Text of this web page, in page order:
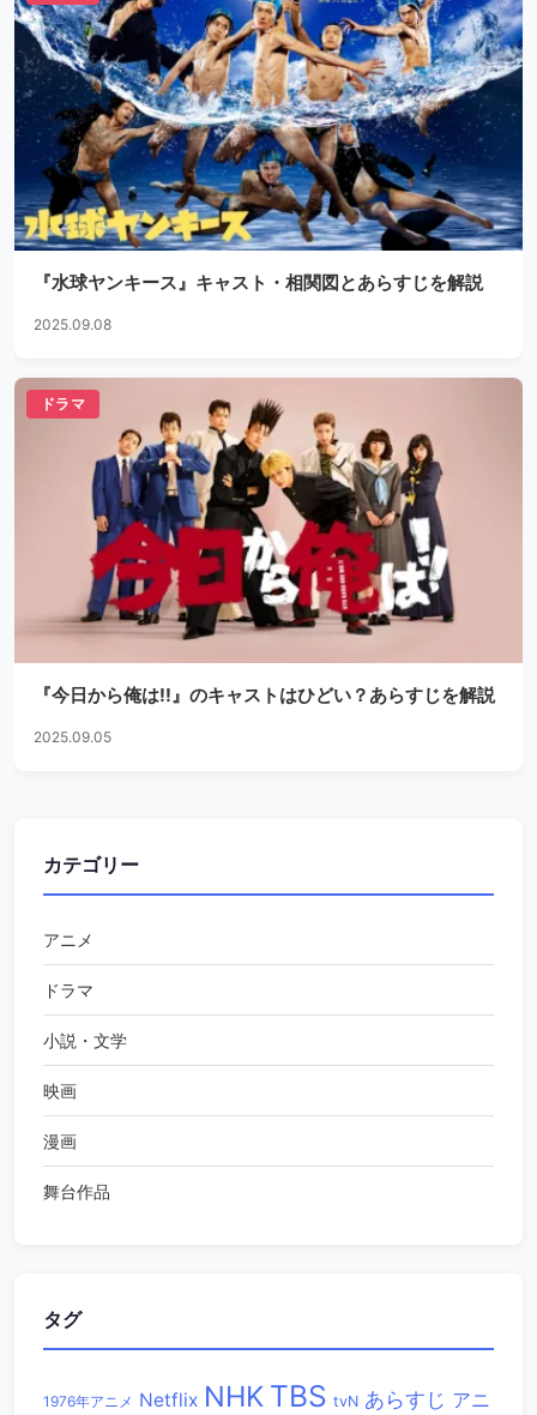
『水球ヤンキース』キャスト・相関図とあらすじを解説
2025.09.08
ドラマ
『今日から俺は!!』のキャストはひどい？あらすじを解説
2025.09.05
カテゴリー
アニメ
ドラマ
小説・文学
映画
漫画
舞台作品
タグ
1976年アニメ Netflix NHK TBS tvN あらすじ アニ